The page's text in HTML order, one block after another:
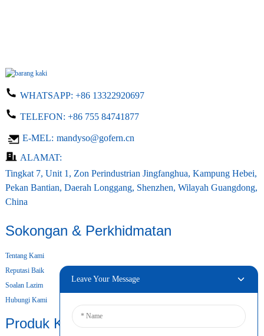
WHATSAPP: +86 13322920697
TELEFON: +86 755 84741877
E-MEL: mandyso@gofern.cn
ALAMAT:
Tingkat 7, Unit 1, Zon Perindustrian Jingfanghua, Kampung Hebei,
Pekan Bantian, Daerah Longgang, Shenzhen, Wilayah Guangdong,
China
Sokongan & Perkhidmatan
Tentang Kami
Reputasi Baik
Soalan Lazim
Hubungi Kami
Produk Kami
Leave Your Message